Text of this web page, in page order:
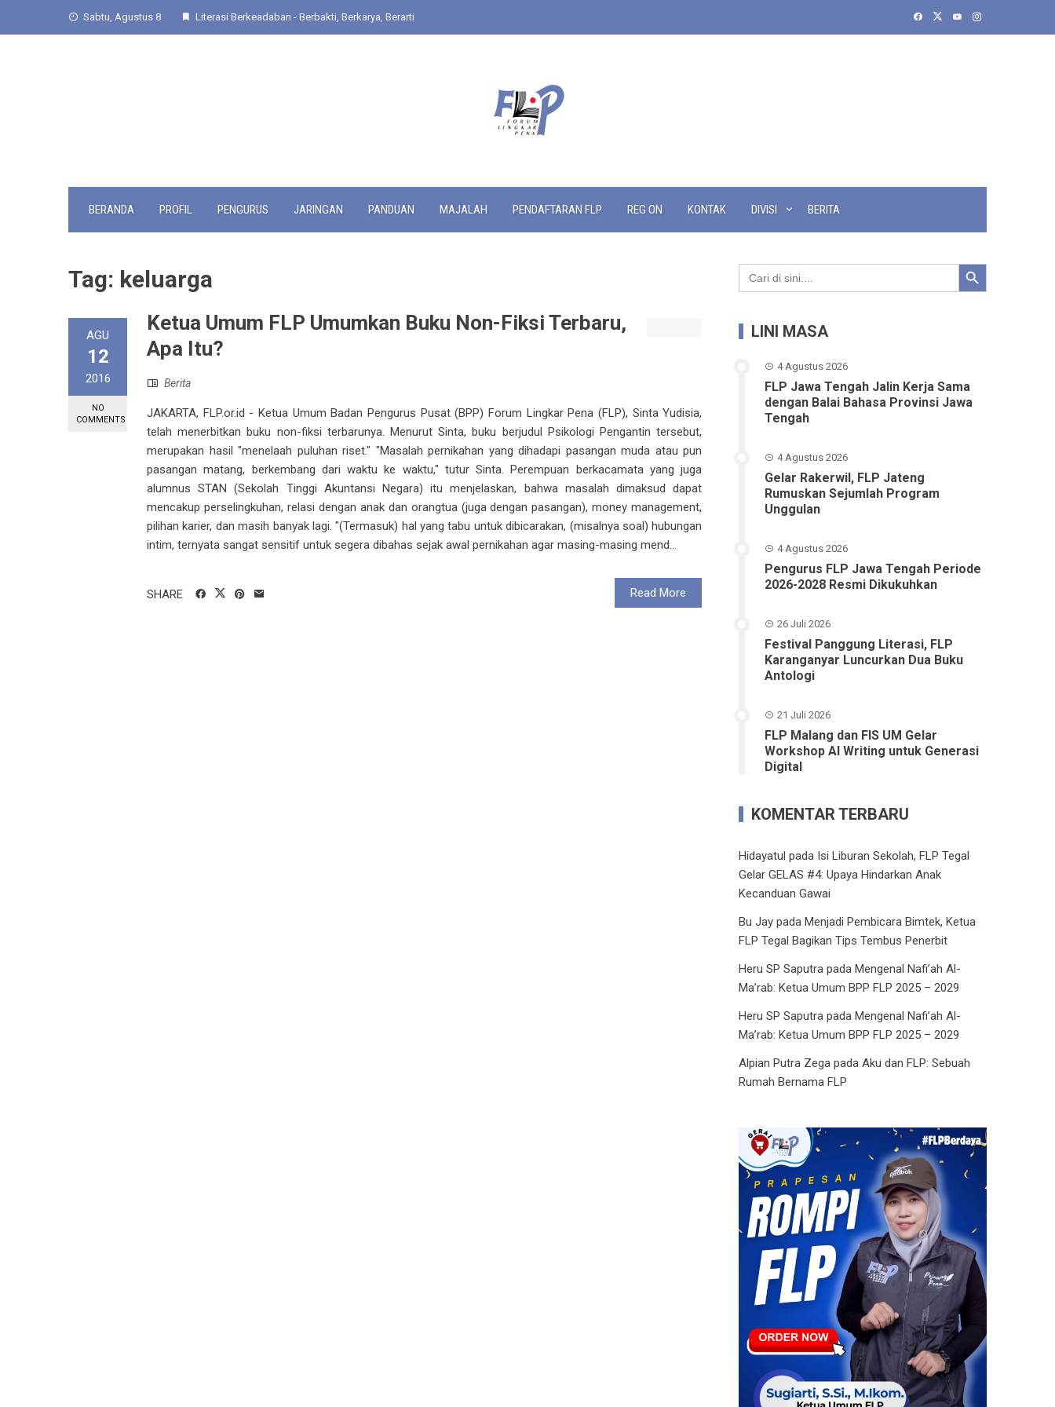
Sabtu, Agustus 8 Literasi Berkeadaban - Berbakti, Berkarya, Berarti
BERANDA PROFIL PENGURUS JARINGAN PANDUAN MAJALAH PENDAFTARAN FLP REG ON KONTAK DIVISI BERITA
Tag: keluarga
AGU
12
2016
NO
COMMENTS
Ketua Umum FLP Umumkan Buku Non-Fiksi Terbaru,
Apa Itu?
Berita
JAKARTA, FLP.or.id - Ketua Umum Badan Pengurus Pusat (BPP) Forum Lingkar Pena (FLP), Sinta Yudisia,
telah menerbitkan buku non-fiksi terbarunya. Menurut Sinta, buku berjudul Psikologi Pengantin tersebut,
merupakan hasil "menelaah puluhan riset." "Masalah pernikahan yang dihadapi pasangan muda atau pun
pasangan matang, berkembang dari waktu ke waktu," tutur Sinta. Perempuan berkacamata yang juga
alumnus STAN (Sekolah Tinggi Akuntansi Negara) itu menjelaskan, bahwa masalah dimaksud dapat
mencakup perselingkuhan, relasi dengan anak dan orangtua (juga dengan pasangan), money management,
pilihan karier, dan masih banyak lagi. "(Termasuk) hal yang tabu untuk dibicarakan, (misalnya soal) hubungan
intim, ternyata sangat sensitif untuk segera dibahas sejak awal pernikahan agar masing-masing mend...
Read More
SHARE
Search
for:
Search Button
LINI MASA
4 Agustus 2026
FLP Jawa Tengah Jalin Kerja Sama
dengan Balai Bahasa Provinsi Jawa
Tengah
4 Agustus 2026
Gelar Rakerwil, FLP Jateng
Rumuskan Sejumlah Program
Unggulan
4 Agustus 2026
Pengurus FLP Jawa Tengah Periode
2026-2028 Resmi Dikukuhkan
26 Juli 2026
Festival Panggung Literasi, FLP
Karanganyar Luncurkan Dua Buku
Antologi
21 Juli 2026
FLP Malang dan FIS UM Gelar
Workshop AI Writing untuk Generasi
Digital
KOMENTAR TERBARU
Hidayatul pada Isi Liburan Sekolah, FLP Tegal
Gelar GELAS #4: Upaya Hindarkan Anak
Kecanduan Gawai
Bu Jay padaMenjadi Pembicara Bimtek, Ketua
FLP Tegal Bagikan Tips Tembus Penerbit
Heru SP Saputra padaMengenal Nafi’ah Al-
Ma’rab: Ketua Umum BPP FLP 2025 – 2029
Heru SP Saputra padaMengenal Nafi’ah Al-
Ma’rab: Ketua Umum BPP FLP 2025 – 2029
Alpian Putra Zega padaAku dan FLP: Sebuah
Rumah Bernama FLP